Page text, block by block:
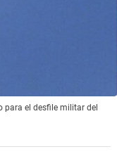
para el desfile militar del